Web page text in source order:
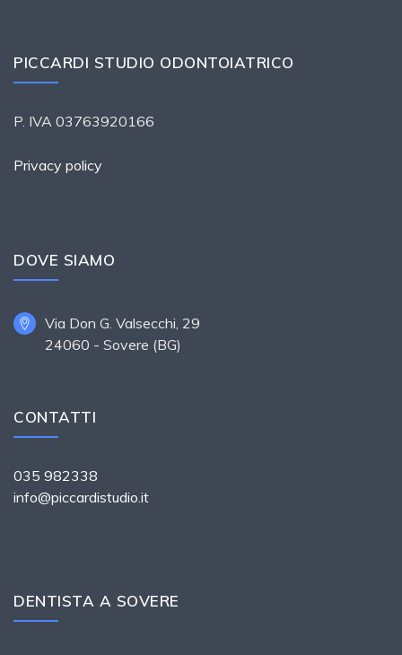
PICCARDI STUDIO ODONTOIATRICO
P. IVA 03763920166
Privacy policy
DOVE SIAMO
Via Don G. Valsecchi, 29
24060 - Sovere (BG)
CONTATTI
035 982338
info@piccardistudio.it
DENTISTA A SOVERE